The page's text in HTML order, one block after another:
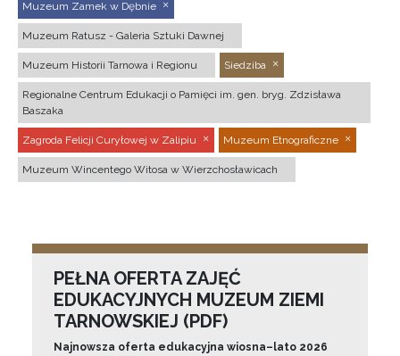
Muzeum Zamek w Dębnie
Muzeum Ratusz - Galeria Sztuki Dawnej
Muzeum Historii Tarnowa i Regionu Siedziba
Regionalne Centrum Edukacji o Pamięci im. gen. bryg. Zdzisława
Baszaka
Zagroda Felicji Curyłowej w Zalipiu Muzeum Etnograficzne
Muzeum Wincentego Witosa w Wierzchosławicach
PEŁNA OFERTA ZAJĘĆ
EDUKACYJNYCH MUZEUM ZIEMI
TARNOWSKIEJ (PDF)
Najnowsza oferta edukacyjna wiosna–lato 2026